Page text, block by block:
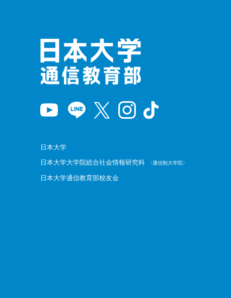
日本大学
日本大学大学院総合社会情報研究科
〈通信制大学院〉
日本大学通信教育部校友会